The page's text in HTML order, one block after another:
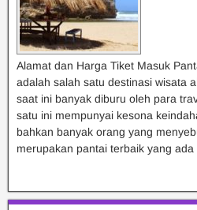
Alamat dan Harga Tiket Masuk
adalah salah satu destinasi wisata
saat ini banyak diburu oleh para
satu ini mempunyai kesona
bahkan banyak orang yang
merupakan pantai terbaik yang